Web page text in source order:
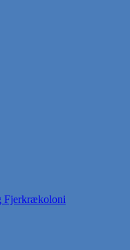
Fjerkrækoloni